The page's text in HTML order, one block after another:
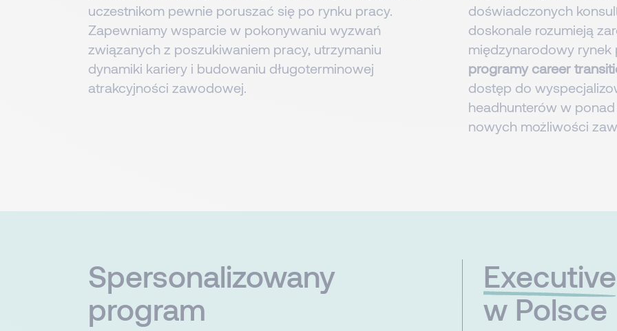
uczestnikom pewnie poruszać się po rynku pracy.
Zapewniamy wsparcie w pokonywaniu wyzwań
związanych z poszukiwaniem pracy, utrzymaniu
dynamiki kariery i budowaniu długoterminowej
atrakcyjności zawodowej.
doświadczonych
doskonale rozumieją
międzynarodowy rynek
programy career
dostęp do
headhunterów w
nowych możliwości
Spersonalizowany
program
Executive
w Polsce